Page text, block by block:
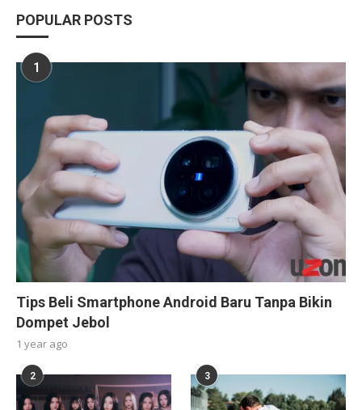
POPULAR POSTS
1
Tips Beli Smartphone Android Baru Tanpa Bikin
Dompet Jebol
1 year ago
2 3